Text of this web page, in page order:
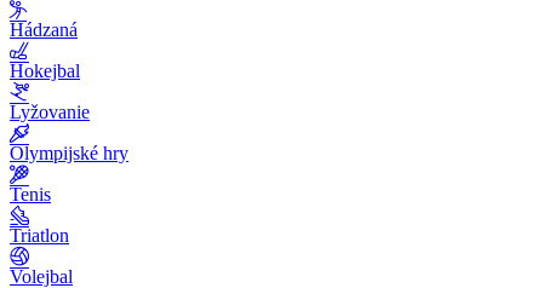
Hádzaná
Hokejbal
Lyžovanie
Olympijské hry
Tenis
Triatlon
Volejbal